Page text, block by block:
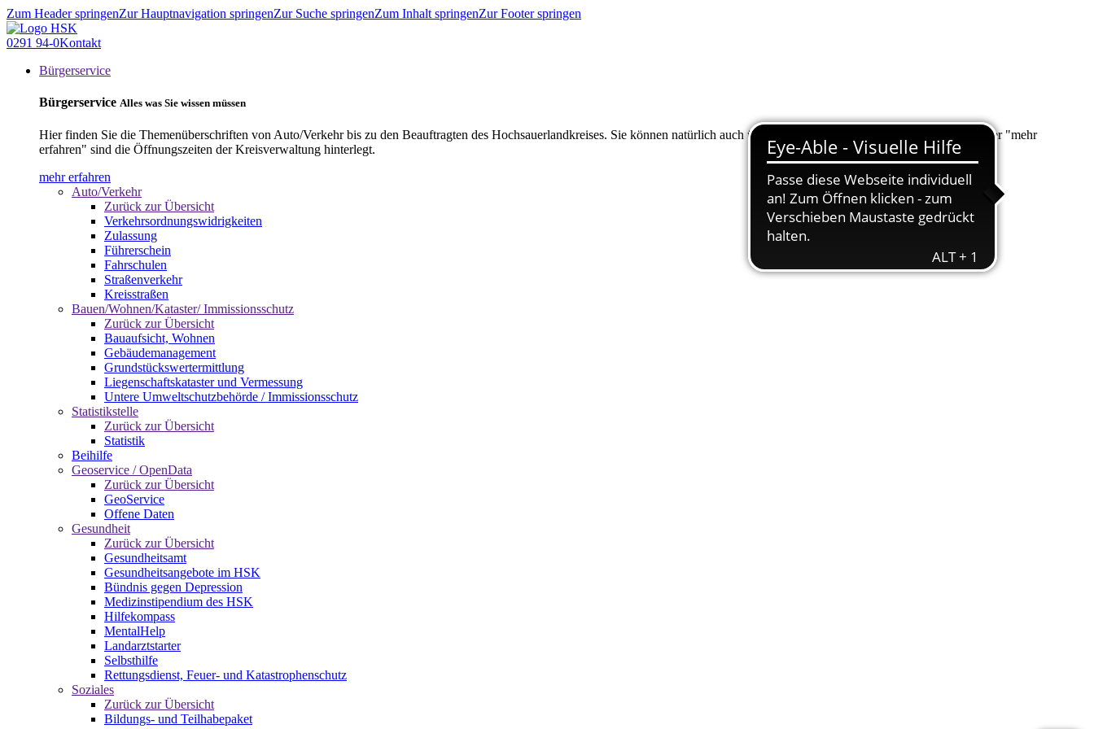
Zum Header springenZur Hauptnavigation springenZur Suche springenZum Inhalt springenZur Footer springen
0291 94-0Kontakt
Bürgerservice
Bürgerservice Alles was Sie wissen müssen
Hier finden Sie die Themenüberschriften von Auto/Verkehr bis zu den Beauftragten des Hochsauerlandkreises. Sie können natürlich auch über "Suche" nach Ihrem Anliegen suchen. Unter "mehr
erfahren" sind die Öffnungszeiten der Kreisverwaltung hinterlegt.
mehr erfahren
Auto/Verkehr
Zurück zur Übersicht
Verkehrsordnungswidrigkeiten
Zulassung
Führerschein
Fahrschulen
Straßenverkehr
Kreisstraßen
Bauen/Wohnen/Kataster/ Immissionsschutz
Zurück zur Übersicht
Bauaufsicht, Wohnen
Gebäudemanagement
Grundstückswertermittlung
Liegenschaftskataster und Vermessung
Untere Umweltschutzbehörde / Immissionsschutz
Statistikstelle
Zurück zur Übersicht
Statistik
Beihilfe
Geoservice / OpenData
Zurück zur Übersicht
GeoService
Offene Daten
Gesundheit
Zurück zur Übersicht
Gesundheitsamt
Gesundheitsangebote im HSK
Bündnis gegen Depression
Medizinstipendium des HSK
Hilfekompass
MentalHelp
Landarztstarter
Selbsthilfe
Rettungsdienst, Feuer- und Katastrophenschutz
Soziales
Zurück zur Übersicht
Bildungs- und Teilhabepaket